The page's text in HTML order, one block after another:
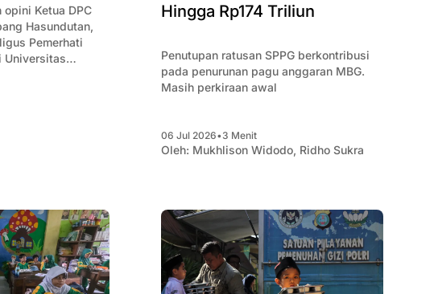
Ketua DPC
Hasundutan,
Pemerhati
Universitas
Hingga Rp174 Triliun
Penutupan ratusan SPPG berkontribusi
pada penurunan pagu anggaran MBG.
Masih perkiraan awal
06 Jul 2026•3 Menit
Oleh: Mukhlison Widodo, Ridho Sukra